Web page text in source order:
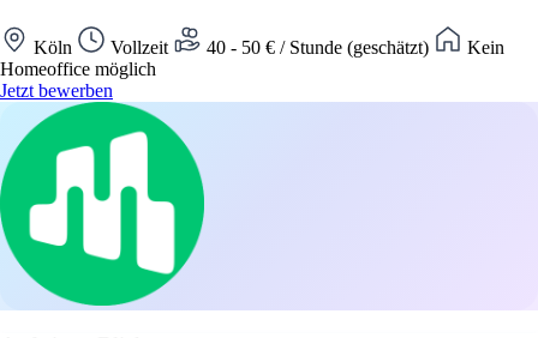
Köln Vollzeit 40 - 50 € / Stunde (geschätzt)
Kein
Homeoffice möglich
Jetzt bewerben